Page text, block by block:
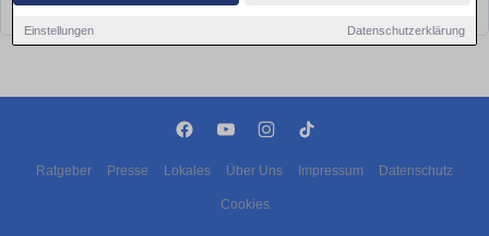
Einstellungen Datenschutzerklärung
bald wieder vorbei!
Ratgeber Presse Lokales Über Uns Impressum Datenschutz
Cookies